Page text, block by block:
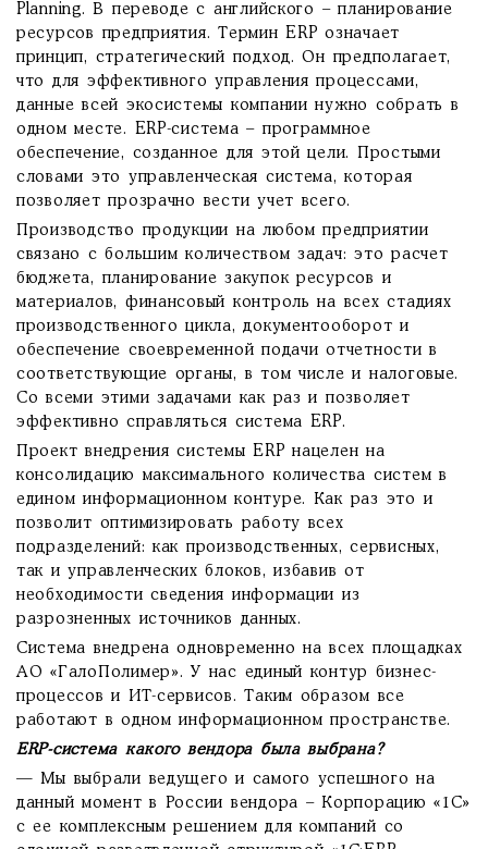
Planning. В переводе с английского – планирование
ресурсов предприятия. Термин ERP означает
принцип, стратегический подход. Он предполагает,
что для эффективного управления процессами,
данные всей экосистемы компании нужно собрать в
одном месте. ERP-система – программное
обеспечение, созданное для этой цели. Простыми
словами это управленческая система, которая
позволяет прозрачно вести учет всего.
Производство продукции на любом предприятии
связано с большим количеством задач: это расчет
бюджета, планирование закупок ресурсов и
материалов, финансовый контроль на всех стадиях
производственного цикла, документооборот и
обеспечение своевременной подачи отчетности в
соответствующие органы, в том числе и налоговые.
Со всеми этими задачами как раз и позволяет
эффективно справляться система ERP.
Проект внедрения системы ERP нацелен на
консолидацию максимального количества систем в
едином информационном контуре. Как раз это и
позволит оптимизировать работу всех
подразделений: как производственных, сервисных,
так и управленческих блоков, избавив от
необходимости сведения информации из
разрозненных источников данных.
Система внедрена одновременно на всех площадках
АО «ГалоПолимер». У нас единый контур бизнес-
процессов и ИТ-сервисов. Таким образом все
работают в одном информационном пространстве.
ERP-система какого вендора была выбрана?
— Мы выбрали ведущего и самого успешного на
данный момент в России вендора – Корпорацию «1С»
с ее комплексным решением для компаний со